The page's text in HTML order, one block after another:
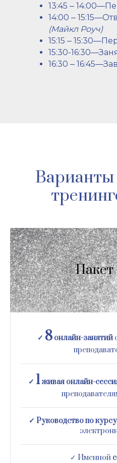
13:45 ‒
14:00 ‒
(Майкл Роуч)
15:15 ‒
15:30-
16:30 ‒
Варианты
Пакет
✓ 8 онлайн-занятий
✓ 1живая онлайн-
✓ Руководство по
✓ Именной